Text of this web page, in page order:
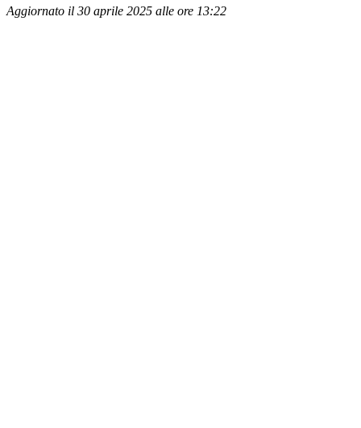
Aggiornato il 30 aprile 2025 alle ore 13:22